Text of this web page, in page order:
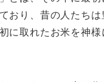
おり、昔の人たちは
に取れたお米を神様